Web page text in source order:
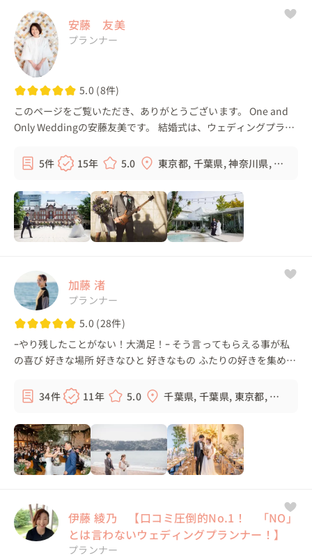
安藤 友美
プランナー
5.0 (8件)
このページをご覧いただき、ありがとうございます。 One and
Only Weddingの安藤友美です。 結婚式は、ウェディングプラン
支えるスタッフ。 それ...
5件 15年 5.0
東京都, 千葉県, 神奈川県, 埼
加藤 渚
プランナー
5.0 (28件)
ｰやり残したことがない！大満足！ｰ そう言ってもらえる事が私
の喜び 好きな場所 好きなひと 好きなもの ふたりの好きを集めた
す 自由な発...
34件 11年 5.0
千葉県, 千葉県, 東京都, 埼
伊藤 綾乃 【口コミ圧倒的No.1！ 「NO」
とは言わないウェディングプランナー！】
プランナー